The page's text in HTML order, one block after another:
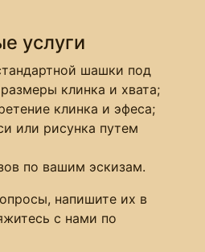
услуги
шашки под
клинка и хвата;
клинка и эфеса;
или рисунка путем
по вашим эскизам.
напишите их в
с нами по